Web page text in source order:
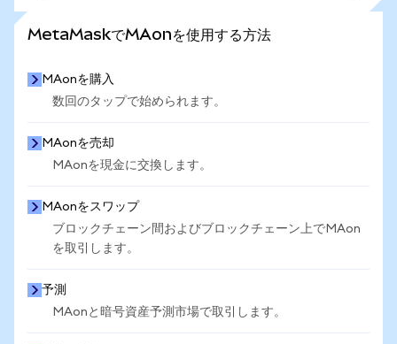
MetaMaskでMAonを使用する方法
MAonを購入
数回のタップで始められます。
MAonを売却
MAonを現金に交換します。
MAonをスワップ
ブロックチェーン間およびブロックチェーン上でMAon
を取引します。
予測
MAonと暗号資産予測市場で取引します。